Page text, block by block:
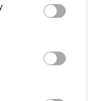
et les
7
car ils vont
plus